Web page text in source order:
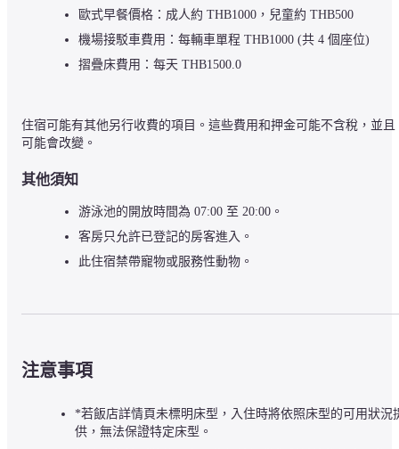
歐式早餐價格：成人約 THB1000，兒童約 THB500
機場接駁車費用：每輛車單程 THB1000 (共 4 個座位)
摺疊床費用：每天 THB1500.0
住宿可能有其他另行收費的項目。這些費用和押金可能不含稅，並且
可能會改變。
其他須知
游泳池的開放時間為 07:00 至 20:00。
客房只允許已登記的房客進入。
此住宿禁帶寵物或服務性動物。
注意事項
*若飯店詳情頁未標明床型，入住時將依照床型的可用狀況
供，無法保證特定床型。